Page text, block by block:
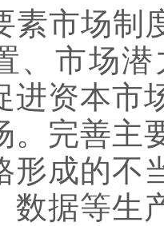
场制度
、市场
进资本市
。完善主
形成的不
数据等生